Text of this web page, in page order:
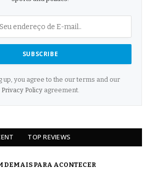
up, you agree to the our terms and our
Privacy Policyagreement.
TOP REVIEWS
DEMAIS PARA ACONTECER